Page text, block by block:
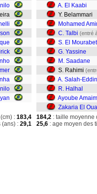
A. El Kaabi
Y. Belammari
Mohamed
C. Talbi (entré
S. El Mourabet
G. Yassine
M. Saadane
S. Rahimi
A. Salah-
R. Halhal
Ayoube
Zakaria El
: 183,4
(ans) : 29,1
184,2 : taille moyenne
25,6 : age moyen des